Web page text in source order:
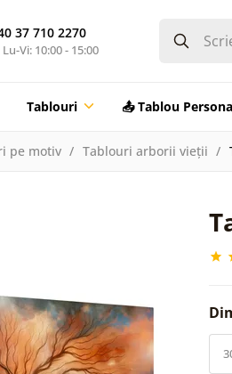
37 710 2270
Lu-Vi: 10:00 - 15:00
Tablouri 📤 Tablou
pe motiv Tablouri arborii vieții